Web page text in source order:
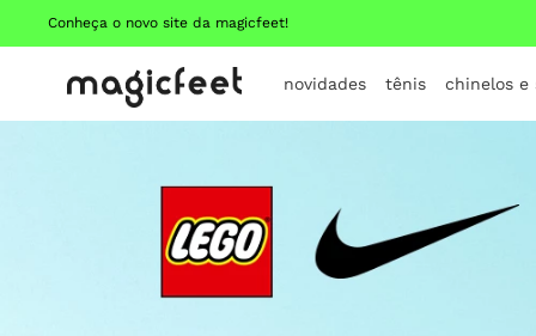
Conheça o novo site da magicfeet!
novidades tênis chinelos e